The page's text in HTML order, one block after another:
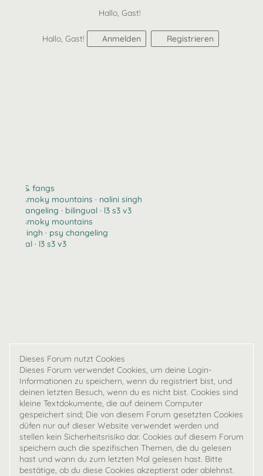
Hallo, Gast!
Hallo, Gast! Anmelden Registrieren
claws & fangs
2123 · smoky mountains · nalini singh
psy changeling · bilingual · l3 s3 v3
2123 · smoky mountains
nalini singh · psy changeling
bilingual · l3 s3 v3
Dieses Forum nutzt Cookies
Dieses Forum verwendet Cookies, um deine Login-
Informationen zu speichern, wenn du registriert bist, und
deinen letzten Besuch, wenn du es nicht bist. Cookies sind
kleine Textdokumente, die auf deinem Computer
gespeichert sind; Die von diesem Forum gesetzten Cookies
düfen nur auf dieser Website verwendet werden und
stellen kein Sicherheitsrisiko dar. Cookies auf diesem Forum
speichern auch die spezifischen Themen, die du gelesen
hast und wann du zum letzten Mal gelesen hast. Bitte
bestätige, ob du diese Cookies akzeptierst oder ablehnst.